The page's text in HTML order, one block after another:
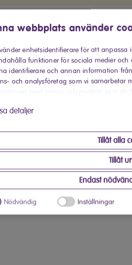
webbplats använder
enhetsidentifierare för att
funktioner för sociala medier och
identifierare och annan information
och analysföretag som vi samarbetar
med annan information som
detaljer
Tillåt alla
Tillåt
Endast
Nödvändig Inställningar